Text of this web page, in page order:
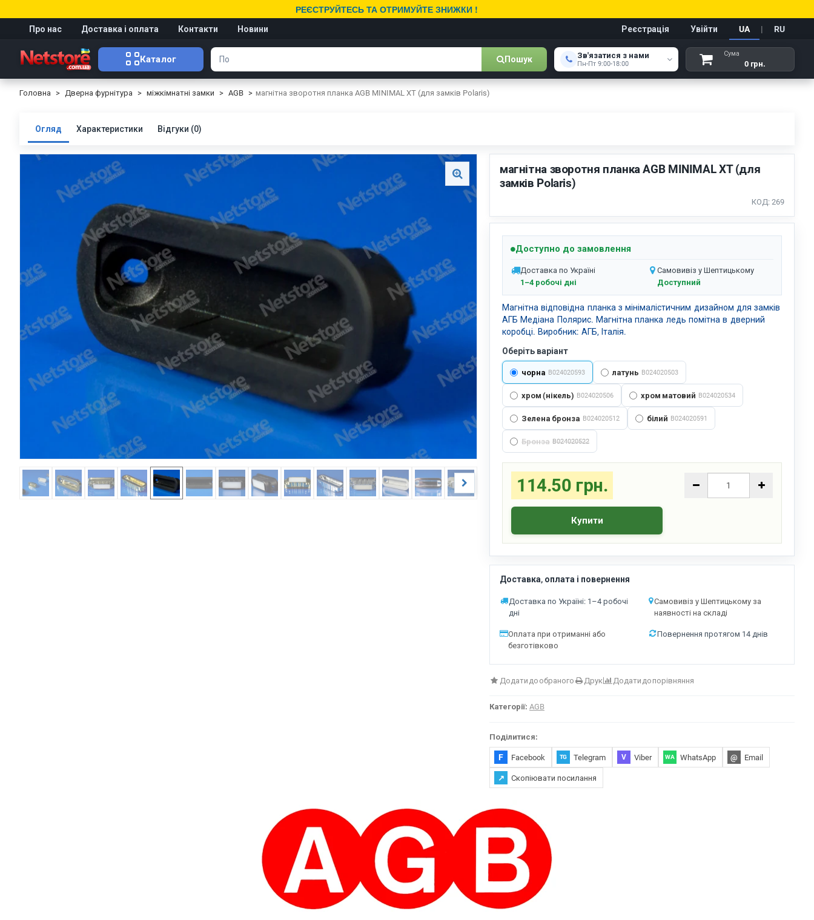
РЕЄСТРУЙТЕСЬ ТА ОТРИМУЙТЕ ЗНИЖКИ !
Про нас Доставка і оплата Контакти Новини Реєстрація Увійти UA | RU
Каталог Пошук Зв'язатися з нами
Пн-Пт 9:00-18:00
Сума
0 грн.
Головна Дверна фурнітура міжкімнатні замки AGB магнітна зворотня планка AGB MINIMAL XT (для замків Pоlaris)
магнітна зворотня планка AGB MINIMAL XT (для
замків Pоlaris)
КОД: 269
Доступно до замовлення
Доставка по Україні
1–4 робочі дні
Самовивіз у Шептицькому
Доступний
Магнітна відповідна планка з мінімалістичним дизайном для замків
АГБ Медіана Полярис. Магнітна планка ледь помітна в дверний
коробці. Виробник: АГБ, Італія.
Оберіть варіант
чорна B024020593 латунь B024020503
хром (нікель) B024020506 хром матовий B024020534
Зелена бронза B024020512 білий B024020591
Бронза B024020522
114.50 грн.
Купити
Доставка, оплата і повернення
Доставка по Україні: 1–4 робочі
дні
Самовивіз у Шептицькому за
наявності на складі
Оплата при отриманні або
безготівково
Повернення протягом 14 днів
Додати до обраного Друк Додати до порівняння
Категорії: AGB
Поділитися:
F Facebook TG Telegram V Viber WA WhatsApp @ Email
↗ Скопіювати посилання
Огляд Характеристики Відгуки (0)